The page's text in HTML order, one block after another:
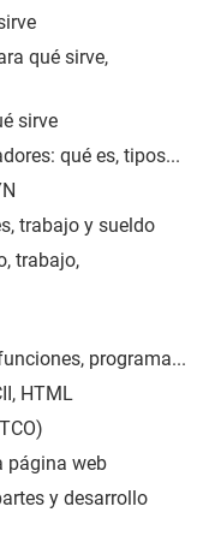
qué sirve,
sirve
qué es, tipos...
trabajo y sueldo
trabajo,
programa...
HTML
página web
y desarrollo